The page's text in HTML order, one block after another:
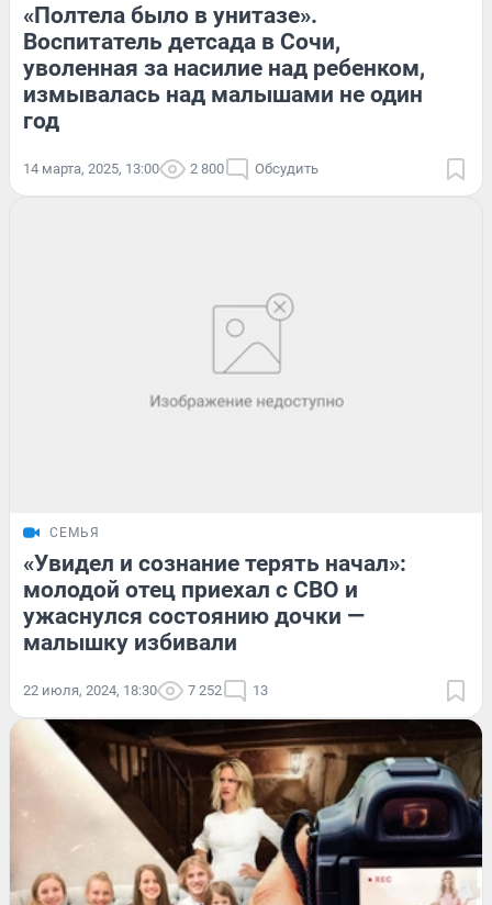
«Полтела было в унитазе».
Воспитатель детсада в Сочи,
уволенная за насилие над ребенком,
измывалась над малышами не один
год
14 марта, 2025, 13:00 2 800 Обсудить
СЕМЬЯ
«Увидел и сознание терять начал»:
молодой отец приехал с СВО и
ужаснулся состоянию дочки —
малышку избивали
22 июля, 2024, 18:30 7 252 13